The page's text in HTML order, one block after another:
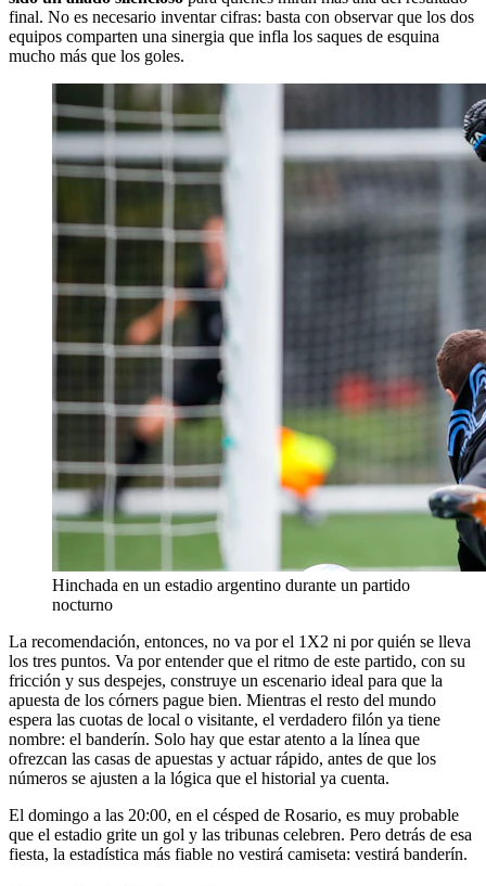
final. No es necesario inventar cifras: basta con observar que los dos
equipos comparten una sinergia que infla los saques de esquina
mucho más que los goles.
Hinchada en un estadio argentino durante un partido
nocturno
La recomendación, entonces, no va por el 1X2 ni por quién se lleva
los tres puntos. Va por entender que el ritmo de este partido, con su
fricción y sus despejes, construye un escenario ideal para que la
apuesta de los córners pague bien. Mientras el resto del mundo
espera las cuotas de local o visitante, el verdadero filón ya tiene
nombre: el banderín. Solo hay que estar atento a la línea que
ofrezcan las casas de apuestas y actuar rápido, antes de que los
números se ajusten a la lógica que el historial ya cuenta.
El domingo a las 20:00, en el césped de Rosario, es muy probable
que el estadio grite un gol y las tribunas celebren. Pero detrás de esa
fiesta, la estadística más fiable no vestirá camiseta: vestirá banderín.